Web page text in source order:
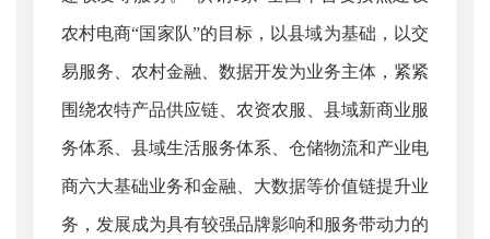
农村电商“国家队”的目标，以县域为基础，以交
易服务、农村金融、数据开发为业务主体，紧紧
围绕农特产品供应链、农资农服、县域新商业服
务体系、县域生活服务体系、仓储物流和产业电
商六大基础业务和金融、大数据等价值链提升业
务，发展成为具有较强品牌影响和服务带动力的